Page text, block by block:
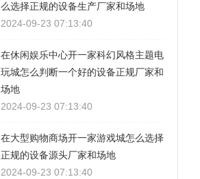
么选择正规的设备生产厂家和场地
2024-09-23 07:13:40
在休闲娱乐中心开一家科幻风格主题电
玩城怎么判断一个好的设备正规厂家和
场地
2024-09-23 07:13:40
在大型购物商场开一家游戏城怎么选择
正规的设备源头厂家和场地
2024-09-23 07:13:40